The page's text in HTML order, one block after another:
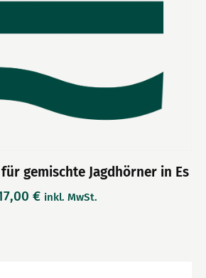
gemischte Jagdhörner in Es
€ inkl. MwSt.